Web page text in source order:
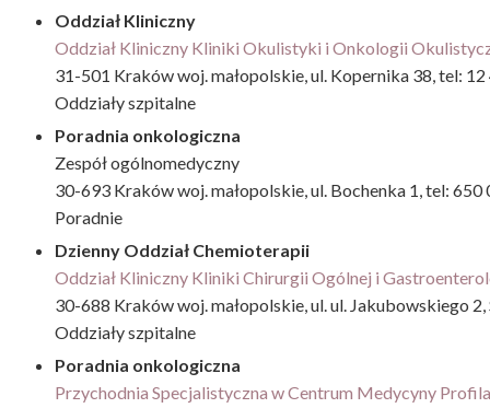
Oddział Kliniczny
Oddział Kliniczny Kliniki Okulistyki i Onkologii
31-501 Kraków woj. małopolskie, ul. Kopernika 38, tel:
Oddziały szpitalne
Poradnia onkologiczna
Zespół ogólnomedyczny
30-693 Kraków woj. małopolskie, ul. Bochenka 1, tel: 650
Poradnie
Dzienny Oddział Chemioterapii
Oddział Kliniczny Kliniki Chirurgii Ogólnej i
30-688 Kraków woj. małopolskie, ul. ul. Jakubowskiego
Oddziały szpitalne
Poradnia onkologiczna
Przychodnia Specjalistyczna w Centrum Medycyny